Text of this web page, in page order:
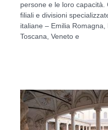
persone e le loro
filiali e divisioni
italiane – Emilia
Toscana, Veneto e